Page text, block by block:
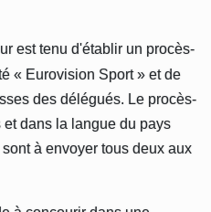
est tenu d'établir un procès-
« Eurovision Sport » et de
des délégués. Le procès-
dans la langue du pays
à envoyer tous deux aux